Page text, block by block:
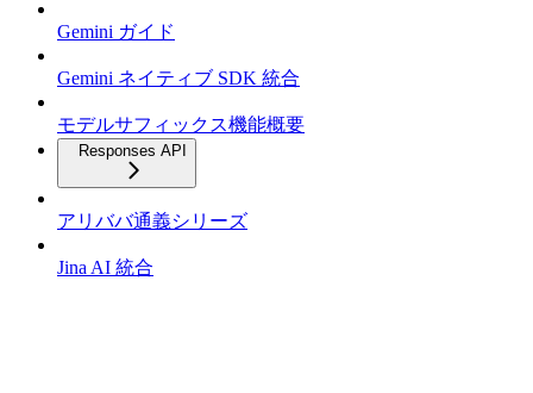
Gemini ガイド
Gemini ネイティブ SDK 統合
モデルサフィックス機能概要
Responses API
アリババ通義シリーズ
Jina AI 統合